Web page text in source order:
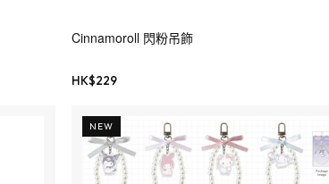
Cinnamoroll 閃粉吊飾
HK$229
NEW